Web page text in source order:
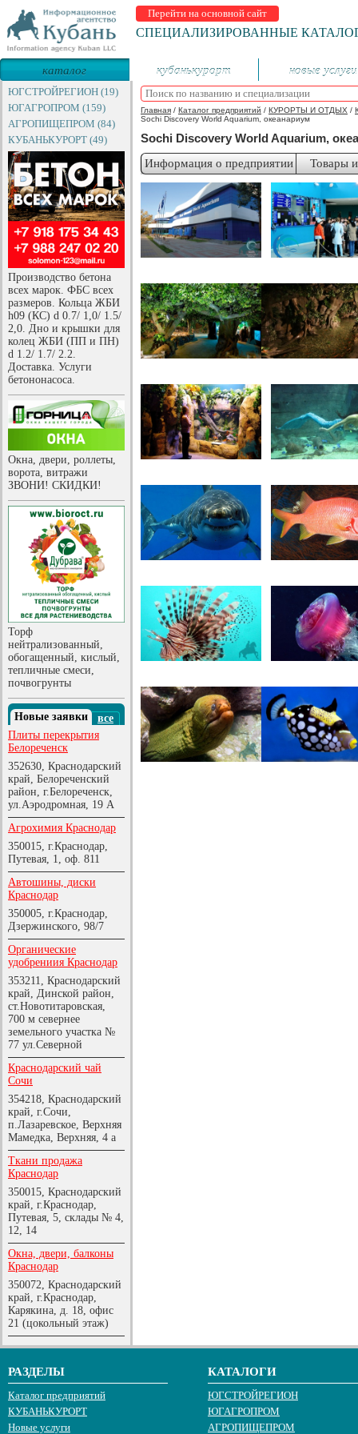
Перейти на основной сайт
СПЕЦИАЛИЗИРОВАННЫЕ
каталог
предприятий
кубанькурорт новые услуги
ЮГСТРОЙРЕГИОН (19)
ЮГАГРОПРОМ (159)
АГРОПИЩЕПРОМ (84)
КУБАНЬКУРОРТ (49)
Производство бетона
всех марок. ФБС всех
размеров. Кольца ЖБИ
h09 (КС) d 0.7/ 1,0/ 1.5/
2,0. Дно и крышки для
колец ЖБИ (ПП и ПН)
d 1.2/ 1.7/ 2.2.
Доставка. Услуги
бетононасоса.
Окна, двери, роллеты,
ворота, витражи
ЗВОНИ! СКИДКИ!
Торф
нейтрализованный,
обогащенный, кислый,
тепличные смеси,
почвогрунты
Новые заявки
все
Плиты перекрытия
Белореченск
352630, Краснодарский
край, Белореченский
район, г.Белореченск,
ул.Аэродромная, 19 А
Агрохимия Краснодар
350015, г.Краснодар,
Путевая, 1, оф. 811
Автошины, диски
Краснодар
350005, г.Краснодар,
Дзержинского, 98/7
Органические
удобрениия Краснодар
353211, Краснодарский
край, Динской район,
ст.Новотитаровская,
700 м севернее
земельного участка №
77 ул.Северной
Краснодарский чай
Сочи
354218, Краснодарский
край, г.Сочи,
п.Лазаревское, Верхняя
Мамедка, Верхняя, 4 а
Ткани продажа
Краснодар
350015, Краснодарский
край, г.Краснодар,
Путевая, 5, склады № 4,
12, 14
Окна, двери, балконы
Краснодар
350072, Краснодарский
край, г.Краснодар,
Карякина, д. 18, офис
21 (цокольный этаж)
Главная / Каталог предприятий / КУРОРТЫ И ОТДЫХ /
Sochi Discovery World Aquarium, океанариум
Sochi Discovery World Aquarium,
Информация о предприятии Товары
РАЗДЕЛЫ
Каталог предприятий
КУБАНЬКУРОРТ
Новые услуги
КАТАЛОГИ
ЮГСТРОЙРЕГИОН
ЮГАГРОПРОМ
АГРОПИЩЕПРОМ